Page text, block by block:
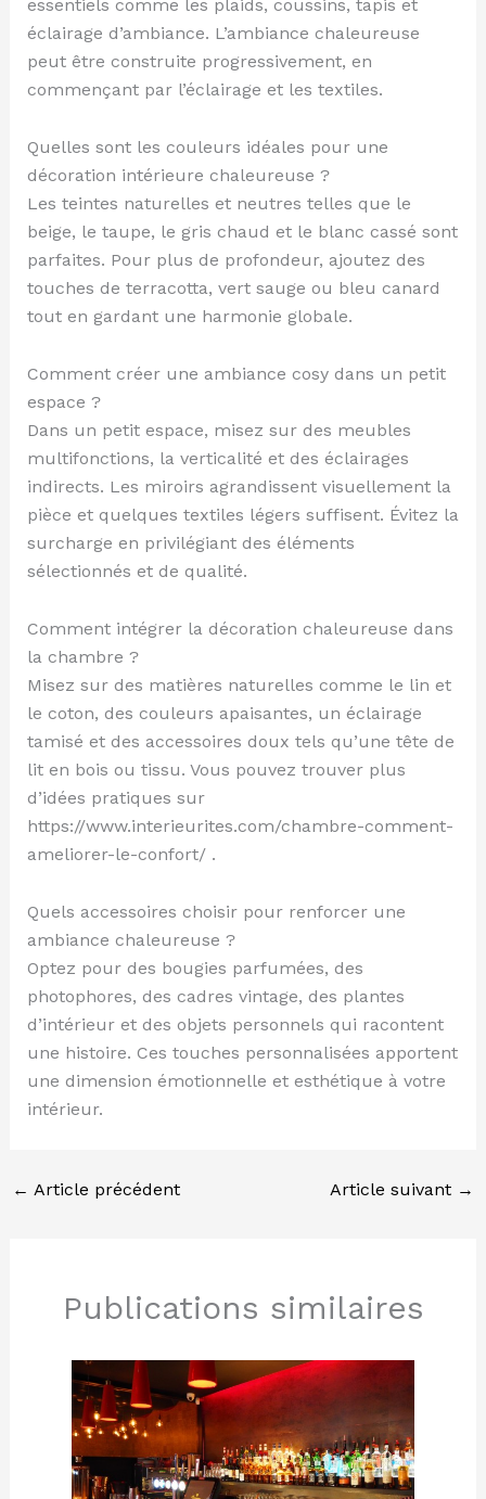
essentiels comme les plaids, coussins, tapis et
éclairage d’ambiance. L’ambiance chaleureuse
peut être construite progressivement, en
commençant par l’éclairage et les textiles.
Quelles sont les couleurs idéales pour une
décoration intérieure chaleureuse ?
Les teintes naturelles et neutres telles que le
beige, le taupe, le gris chaud et le blanc cassé sont
parfaites. Pour plus de profondeur, ajoutez des
touches de terracotta, vert sauge ou bleu canard
tout en gardant une harmonie globale.
Comment créer une ambiance cosy dans un petit
espace ?
Dans un petit espace, misez sur des meubles
multifonctions, la verticalité et des éclairages
indirects. Les miroirs agrandissent visuellement la
pièce et quelques textiles légers suffisent. Évitez la
surcharge en privilégiant des éléments
sélectionnés et de qualité.
Comment intégrer la décoration chaleureuse dans
la chambre ?
Misez sur des matières naturelles comme le lin et
le coton, des couleurs apaisantes, un éclairage
tamisé et des accessoires doux tels qu’une tête de
lit en bois ou tissu. Vous pouvez trouver plus
d’idées pratiques sur
https://www.interieurites.com/chambre-comment-
ameliorer-le-confort/ .
Quels accessoires choisir pour renforcer une
ambiance chaleureuse ?
Optez pour des bougies parfumées, des
photophores, des cadres vintage, des plantes
d’intérieur et des objets personnels qui racontent
une histoire. Ces touches personnalisées apportent
une dimension émotionnelle et esthétique à votre
intérieur.
← Article précédent Article suivant →
Publications similaires